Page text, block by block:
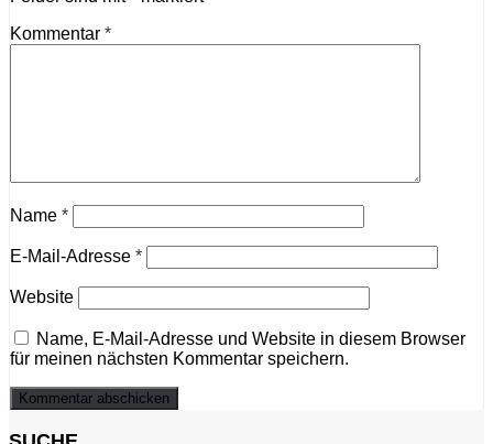
Kommentar *
Name *
E-Mail-Adresse *
Website
Name, E-Mail-Adresse und Website in diesem Browser
für meinen nächsten Kommentar speichern.